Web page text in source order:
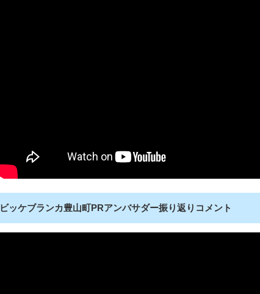
ビッケブランカ豊山町PRアンバサダー振り返りコメント